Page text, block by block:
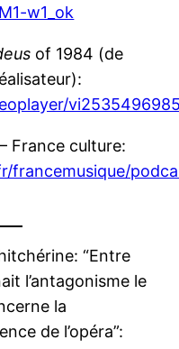
w1_ok
of 1984 (de
– France culture:
francemusique/
“Entre
l’antagonisme le
la
de l’opéra”: